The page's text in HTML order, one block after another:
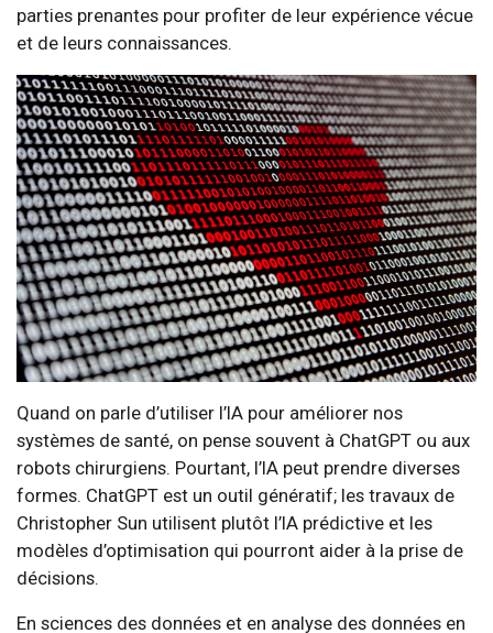
parties prenantes pour profiter de leur expérience vécue
et de leurs connaissances.
Quand on parle d’utiliser l’IA pour améliorer nos
systèmes de santé, on pense souvent à ChatGPT ou aux
robots chirurgiens. Pourtant, l’IA peut prendre diverses
formes. ChatGPT est un outil génératif; les travaux de
Christopher Sun utilisent plutôt l’IA prédictive et les
modèles d’optimisation qui pourront aider à la prise de
décisions.
En sciences des données et en analyse des données en